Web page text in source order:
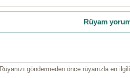
Rüyam
Rüyanızı göndermeden önce rüyanızla en